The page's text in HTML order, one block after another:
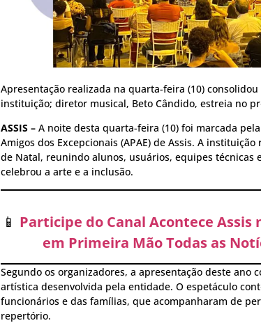
Apresentação realizada na quarta-feira (10)
instituição; diretor musical, Beto Cândido, estreia no
ASSIS – A noite desta quarta-feira (10) foi marcada
Amigos dos Excepcionais (APAE) de Assis. A
de Natal, reunindo alunos, usuários, equipes técnicas
celebrou a arte e a inclusão.
📱 Participe do Canal Acontece Assis
em Primeira Mão Todas as
Segundo os organizadores, a apresentação deste ano
artística desenvolvida pela entidade. O espetáculo
funcionários e das famílias, que acompanharam de
repertório.